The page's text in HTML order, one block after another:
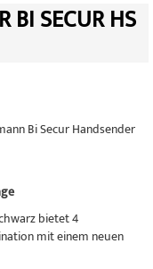
BI SECUR HS
Bi Secur Handsender
bietet 4
mit einem neuen